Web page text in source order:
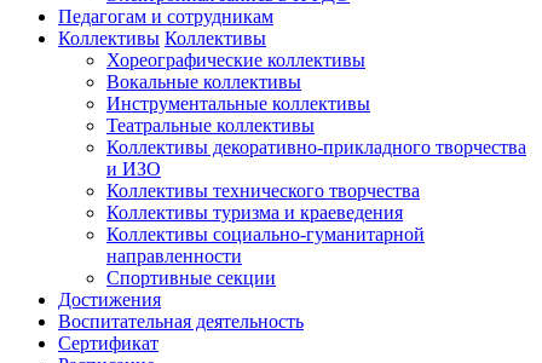
Педагогам и сотрудникам
Коллективы Коллективы
Хореографические коллективы
Вокальные коллективы
Инструментальные коллективы
Театральные коллективы
Коллективы декоративно-прикладного творчества
и ИЗО
Коллективы технического творчества
Коллективы туризма и краеведения
Коллективы социально-гуманитарной
направленности
Спортивные секции
Достижения
Воспитательная деятельность
Cертификат